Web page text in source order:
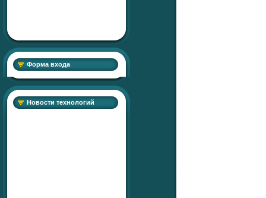
Форма входа
Новости технологий